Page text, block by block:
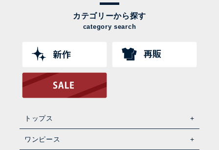
カテゴリーから探す
category search
トップス
ワンピース